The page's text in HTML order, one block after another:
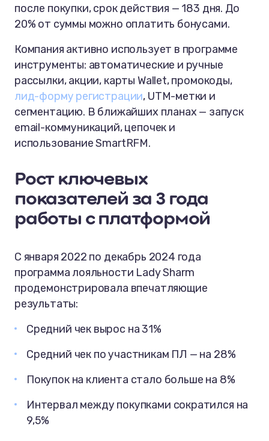
после покупки, срок действия — 183 дня. До
20% от суммы можно оплатить бонусами.
Компания активно использует в программе
инструменты: автоматические и ручные
рассылки, акции, карты Wallet, промокоды,
лид-форму регистрации, UTM-метки и
сегментацию. В ближайших планах — запуск
email-коммуникаций, цепочек и
использование SmartRFM.
Рост ключевых
показателей за 3 года
работы с платформой
С января 2022 по декабрь 2024 года
программа лояльности Lady Sharm
продемонстрировала впечатляющие
результаты:
Средний чек вырос на 31%
Средний чек по участникам ПЛ — на 28%
Покупок на клиента стало больше на 8%
Интервал между покупками сократился на
9,5%